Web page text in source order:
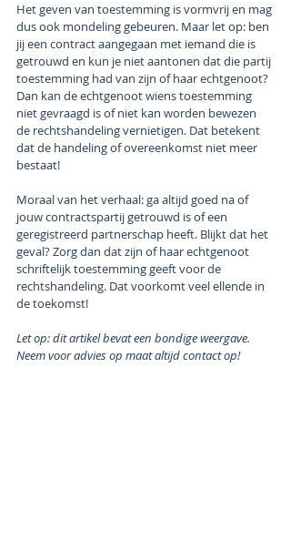
Het geven van toestemming is vormvrij en mag
dus ook mondeling gebeuren. Maar let op: ben
jij een contract aangegaan met iemand die is
getrouwd en kun je niet aantonen dat die partij
toestemming had van zijn of haar echtgenoot?
Dan kan de echtgenoot wiens toestemming
niet gevraagd is of niet kan worden bewezen
de rechtshandeling vernietigen. Dat betekent
dat de handeling of overeenkomst niet meer
bestaat!
Moraal van het verhaal: ga altijd goed na of
jouw contractspartij getrouwd is of een
geregistreerd partnerschap heeft. Blijkt dat het
geval? Zorg dan dat zijn of haar echtgenoot
schriftelijk toestemming geeft voor de
rechtshandeling. Dat voorkomt veel ellende in
de toekomst!
Let op: dit artikel bevat een bondige weergave.
Neem voor advies op maat altijd contact op!